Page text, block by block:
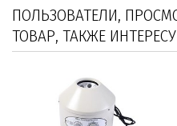
ПОЛЬЗОВАТЕЛИ,
ТОВАР, ТАКЖЕ